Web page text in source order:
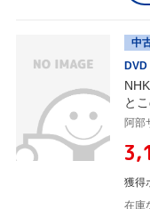
中
DVD
と
阿部
獲得
在庫